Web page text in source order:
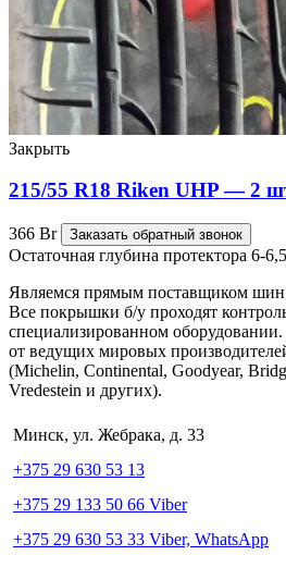
Закрыть
215/55 R18 Riken UHP — 2
366 Br Заказать обратный звонок
Остаточная глубина протектора 6-
Являемся прямым поставщиком
Все покрышки б/у проходят
специализированном
от ведущих мировых
(Michelin, Continental, Goodyear,
Vredestein и других).
Минск, ул. Жебрака, д. 33
+375 29 630 53 13
+375 29 133 50 66 Viber
+375 29 630 53 33 Viber, WhatsApp